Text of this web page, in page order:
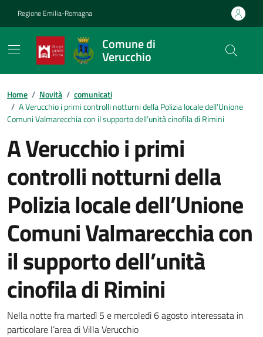
Regione Emilia-Romagna
Comune di
Verucchio
Contenuti in evidenza
Home / Novità / comunicati
/ A Verucchio i primi controlli notturni della Polizia locale dell’Unione
Comuni Valmarecchia con il supporto dell’unità cinofila di Rimini
A Verucchio i primi
controlli notturni della
Polizia locale dell’Unione
Comuni Valmarecchia con
il supporto dell’unità
cinofila di Rimini
Dettagli della notizia
Nella notte fra martedì 5 e mercoledì 6 agosto interessata in
particolare l’area di Villa Verucchio